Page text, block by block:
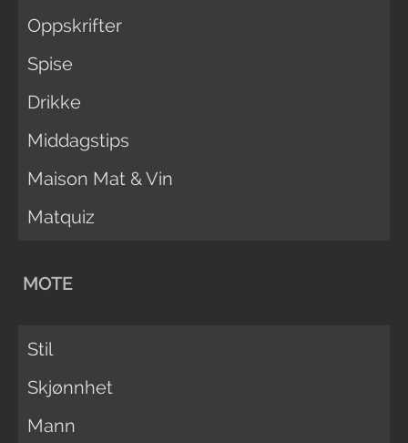
Oppskrifter
Spise
Drikke
Middagstips
Maison Mat & Vin
Matquiz
MOTE
Stil
Skjønnhet
Mann